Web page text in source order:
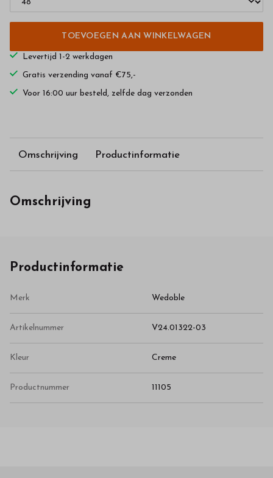
TOEVOEGEN AAN WINKELWAGEN
Levertijd 1-2 werkdagen
Gratis verzending vanaf €75,-
Voor 16:00 uur besteld, zelfde dag verzonden
Omschrijving Productinformatie
Omschrijving
Productinformatie
Merk Wedoble
Artikelnummer V24.01322-03
Kleur Creme
Productnummer 11105